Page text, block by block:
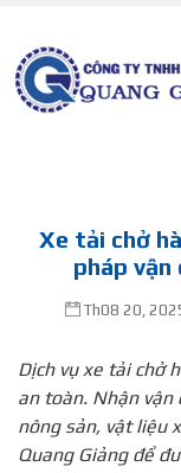
Xe tải chở
pháp
Th08 20,
Dịch vụ xe tải chở
an toàn. Nhận vận
nông sản, vật liệu
Quang Giảng để